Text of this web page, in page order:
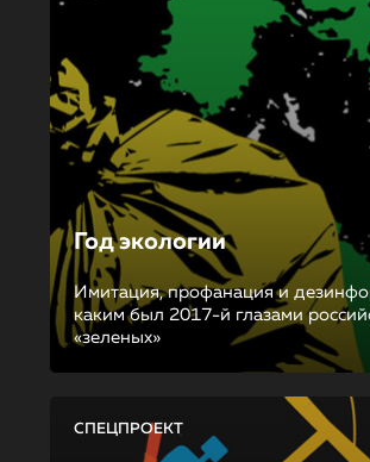
Год экологии
Имитация, профанация и
каким был 2017-й глазами
«зеленых»
СПЕЦПРОЕКТ